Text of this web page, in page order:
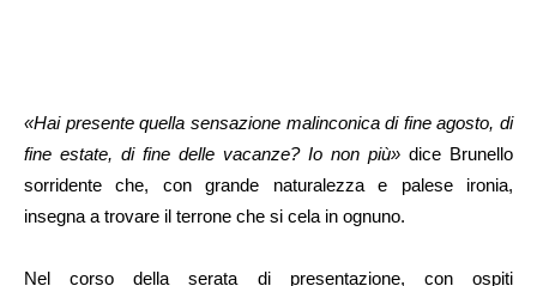
«Hai presente quella sensazione malinconica di fine agosto, di
fine estate, di fine delle vacanze? Io non più» dice Brunello
sorridente che, con grande naturalezza e palese ironia,
insegna a trovare il terrone che si cela in ognuno.
Nel corso della serata di presentazione, con ospiti